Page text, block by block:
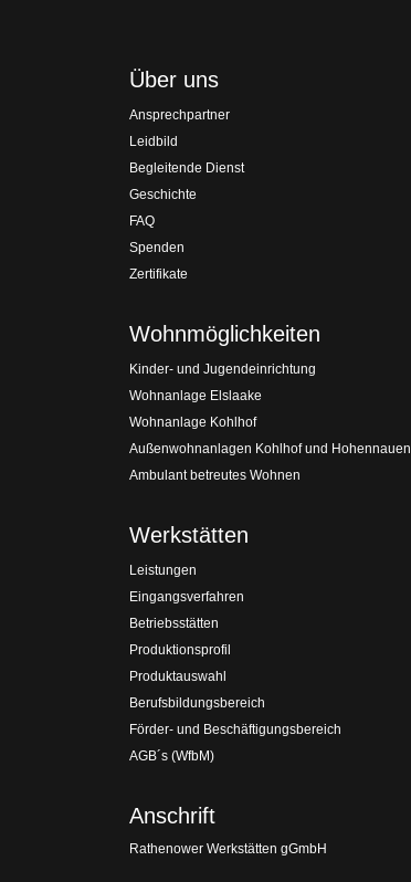
Über uns
Ansprechpartner
Leidbild
Begleitende Dienst
Geschichte
FAQ
Spenden
Zertifikate
Wohnmöglichkeiten
Kinder- und Jugendeinrichtung
Wohnanlage Elslaake
Wohnanlage Kohlhof
Außenwohnanlagen Kohlhof und Hohennauen
Ambulant betreutes Wohnen
Werkstätten
Leistungen
Eingangsverfahren
Betriebsstätten
Produktionsprofil
Produktauswahl
Berufsbildungsbereich
Förder- und Beschäftigungsbereich
AGB´s (WfbM)
Anschrift
Rathenower Werkstätten gGmbH